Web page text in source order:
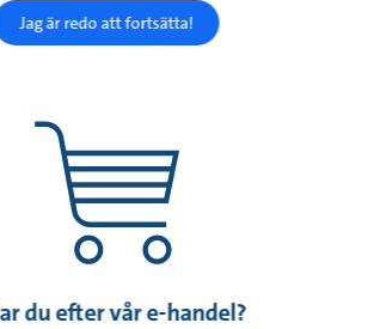
Jag är redo att fortsätta!
du efter vår e-handel?